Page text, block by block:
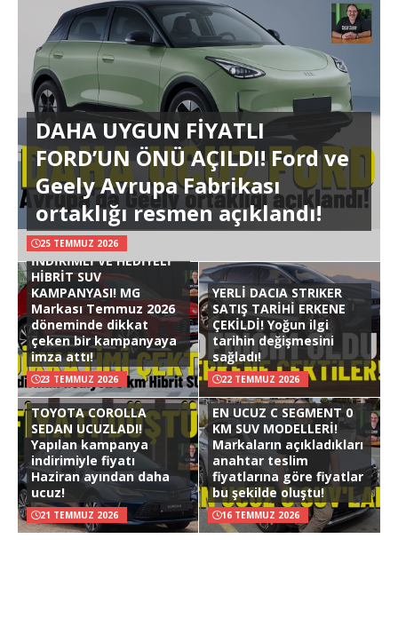
DAHA UYGUN FİYATLI
FORD’UN ÖNÜ AÇILDI! Ford ve
Geely Avrupa Fabrikası
ortaklığı resmen açıklandı!
25 TEMMUZ 2026
İNDİRİMLİ VE HEDİYELİ
HİBRİT SUV
KAMPANYASI! MG
Markası Temmuz 2026
döneminde dikkat
çeken bir kampanyaya
imza attı!
23 TEMMUZ 2026
YERLİ DACIA STRIKER
SATIŞ TARİHİ ERKENE
ÇEKİLDİ! Yoğun ilgi
tarihin değişmesini
sağladı!
22 TEMMUZ 2026
TOYOTA COROLLA
SEDAN UCUZLADI!
Yapılan kampanya
indirimiyle fiyatı
Haziran ayından daha
ucuz!
21 TEMMUZ 2026
EN UCUZ C SEGMENT 0
KM SUV MODELLERİ!
Markaların açıkladıkları
anahtar teslim
fiyatlarına göre fiyatlar
bu şekilde oluştu!
16 TEMMUZ 2026